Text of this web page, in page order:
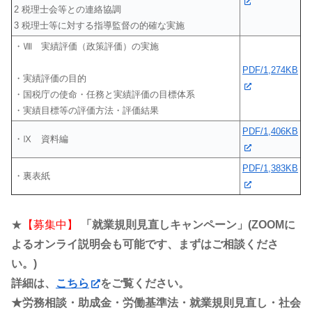
2 税理士会等との連絡協調
3 税理士等に対する指導監督の的確な実施
・Ⅷ 実績評価（政策評価）の実施
・実績評価の目的
・国税庁の使命・任務と実績評価の目標体系
・実績目標等の評価方法・評価結果
PDF/1,274KB
・Ⅸ 資料編
PDF/1,406KB
・裏表紙
PDF/1,383KB
★ 【募集中】
「就業規則見直しキャンペーン」(ZOOMに
よるオンライ説明会も可能です、まずはご相談くださ
い。)
詳細は、
こちら
をご覧ください。
★労務相談・助成金・労働基準法・就業規則見直し・社会